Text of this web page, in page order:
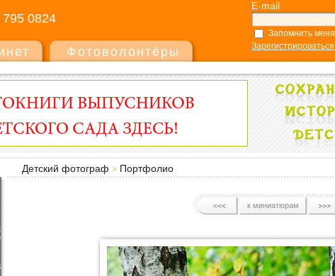
0824
E-mail
Запомнить меня
Зарегистрироваться
Фотоволонтёры
Детский фотограф
Портфолио
к миниатюрам